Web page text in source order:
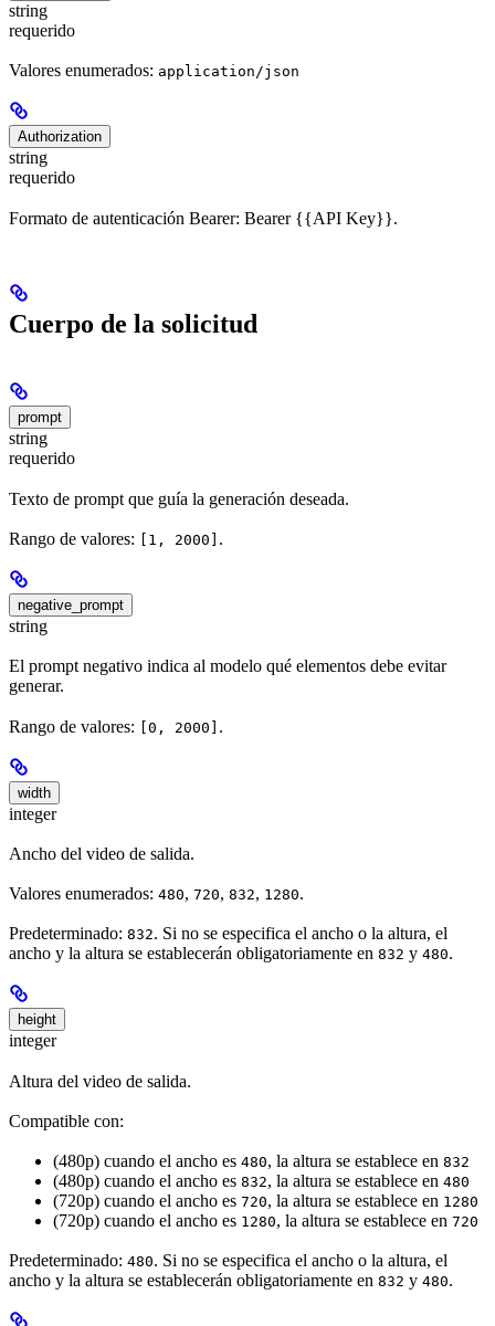
string
requerido
Valores enumerados: application/json
Authorization
string
requerido
Formato de autenticación Bearer: Bearer {{API Key}}.
Cuerpo de la solicitud
prompt
string
requerido
Texto de prompt que guía la generación deseada.
Rango de valores: [1, 2000] .
negative_prompt
string
El prompt negativo indica al modelo qué elementos debe evitar
generar.
Rango de valores: [0, 2000] .
width
integer
Ancho del video de salida.
Valores enumerados: 480, 720, 832, 1280.
Predeterminado: 832. Si no se especifica el ancho o la altura, el
ancho y la altura se establecerán obligatoriamente en 832 y 480.
height
integer
Altura del video de salida.
Compatible con:
(480p) cuando el ancho es 480, la altura se establece en 832
(480p) cuando el ancho es 832, la altura se establece en 480
(720p) cuando el ancho es 720, la altura se establece en 1280
(720p) cuando el ancho es 1280, la altura se establece en 720
Predeterminado: 480. Si no se especifica el ancho o la altura, el
ancho y la altura se establecerán obligatoriamente en 832 y 480.